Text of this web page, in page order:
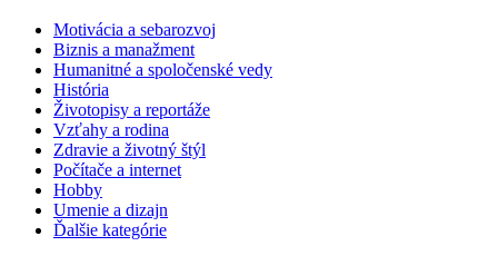
Motivácia a sebarozvoj
Biznis a manažment
Humanitné a spoločenské vedy
História
Životopisy a reportáže
Vzťahy a rodina
Zdravie a životný štýl
Počítače a internet
Hobby
Umenie a dizajn
Ďalšie kategórie